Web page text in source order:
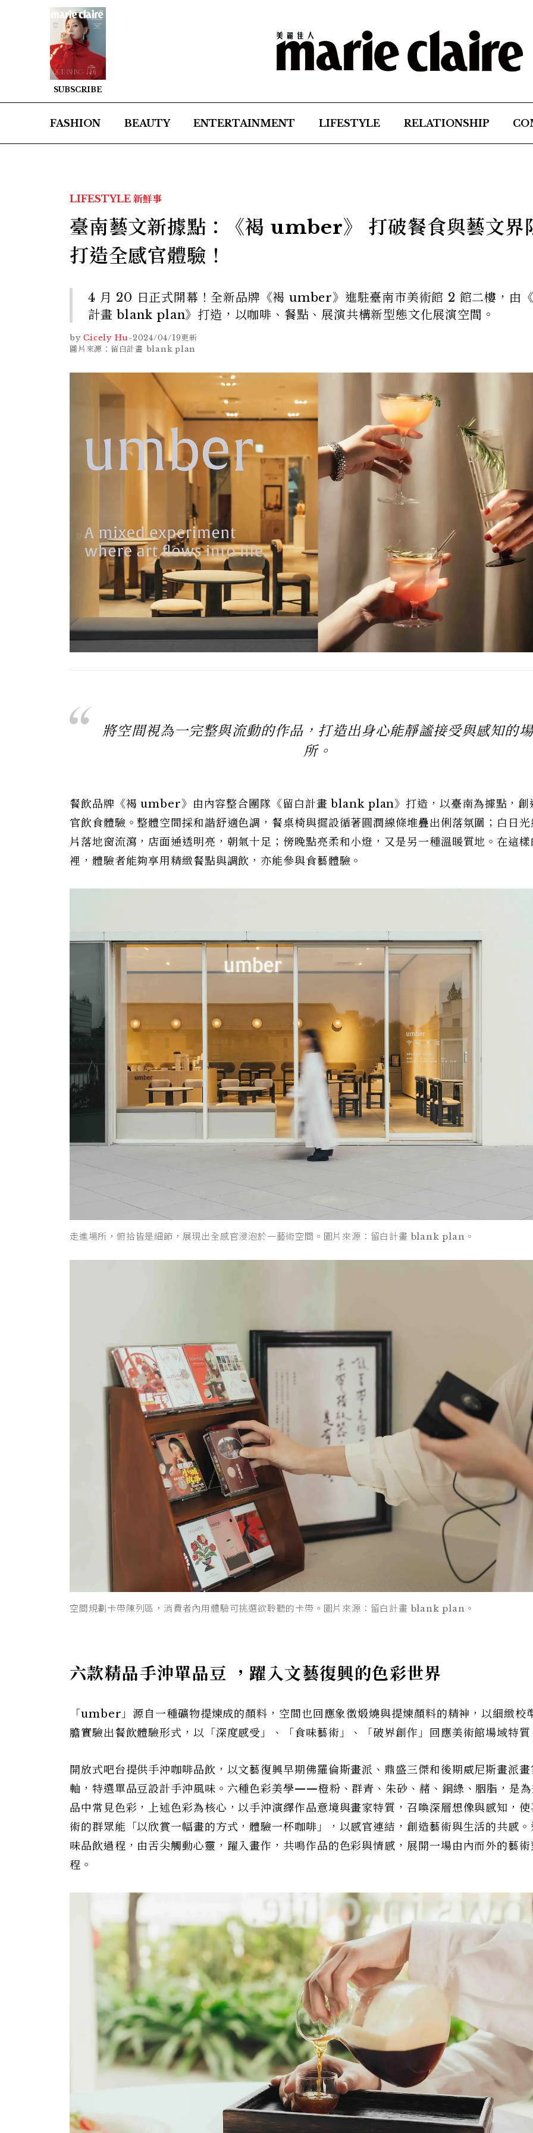
SUBSCRIBE
FASHION BEAUTY ENTERTAINMENT LIFESTYLE RELATIONSHIP
LIFESTYLE 新鮮事
臺南藝文新據點：《褐 umber》 打破餐食與藝文界
打造全感官體驗！
4 月 20 日正式開幕！全新品牌《褐 umber》進駐臺南市美術館 2 館二樓，由
計畫 blank plan》打造，以咖啡、餐點、展演共構新型態文化展演空間。
by Cicely Hu-2024/04/19更新
圖片來源：留白計畫 blank plan
將空間視為一完整與流動的作品，打造出身心能靜謐接受與感知的場
所。
餐飲品牌《褐 umber》由內容整合團隊《留白計畫 blank plan》打造，以臺南為據點，創
官飲食體驗。整體空間採和諧舒適色調，餐桌椅與擺設循著圓潤線條堆疊出俐落氛圍；白日
片落地窗流瀉，店面通透明亮，朝氣十足；傍晚點亮柔和小燈，又是另一種溫暖質地。在這
裡，體驗者能夠享用精緻餐點與調飲，亦能參與食藝體驗。
走進場所，俯拾皆是細節，展現出全感官浸泡於一藝術空間。圖片來源：留白計畫 blank plan。
空間規劃卡帶陳列區，消費者內用體驗可挑選欲聆聽的卡帶。圖片來源：留白計畫 blank plan。
六款精品手沖單品豆 ，躍入文藝復興的色彩世界
「umber」源自一種礦物提煉成的顏料，空間也回應象徵煅燒與提煉顏料的精神，以細緻校
膽實驗出餐飲體驗形式，以「深度感受」、「食味藝術」、「破界創作」回應美術館場域特質
開放式吧台提供手沖咖啡品飲，以文藝復興早期佛羅倫斯畫派、鼎盛三傑和後期威尼斯畫派
軸，特選單品豆設計手沖風味。六種色彩美學——橙粉、群青、朱砂、赭、銅綠、胭脂，是
品中常見色彩，上述色彩為核心，以手沖演繹作品意境與畫家特質，召喚深層想像與感知，
術的群眾能「以欣賞一幅畫的方式，體驗一杯咖啡」，以感官連結，創造藝術與生活的共感
味品飲過程，由舌尖觸動心靈，躍入畫作，共鳴作品的色彩與情感，展開一場由內而外的藝
程。